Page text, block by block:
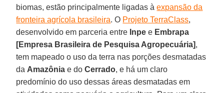
biomas, estão principalmente ligadas àexpansão da
fronteira agrícola brasileira. O Projeto TerraClass,
desenvolvido em parceria entre Inpe e Embrapa
[Empresa Brasileira de Pesquisa Agropecuária],
tem mapeado o uso da terra nas porções desmatadas
daAmazônia e doCerrado, e há um claro
predomínio do uso dessas áreas desmatadas em